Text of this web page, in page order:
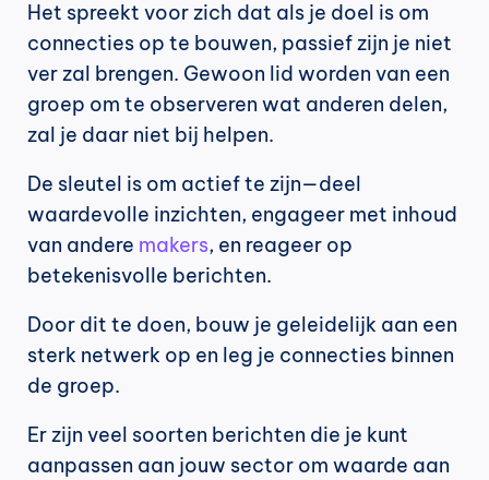
Het spreekt voor zich dat als je doel is om
connecties op te bouwen, passief zijn je niet
ver zal brengen. Gewoon lid worden van een
groep om te observeren wat anderen delen,
zal je daar niet bij helpen.
De sleutel is om actief te zijn—deel
waardevolle inzichten, engageer met inhoud
van andere makers, en reageer op
betekenisvolle berichten.
Door dit te doen, bouw je geleidelijk aan een
sterk netwerk op en leg je connecties binnen
de groep.
Er zijn veel soorten berichten die je kunt
aanpassen aan jouw sector om waarde aan